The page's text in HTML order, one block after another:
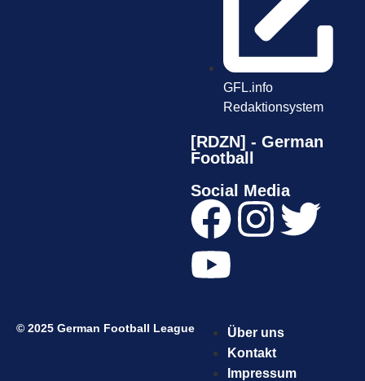
GFL.info
Redaktionsystem
[RDZN] - German
Football
Social Media
© 2025 German Football League
Über uns
Kontakt
Impressum